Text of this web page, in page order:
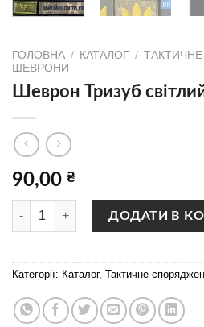
ГОЛОВНА / КАТАЛОГ /
ШЕВРОНИ
Шеврон Тризуб
90,00 ₴
Шеврон Тризуб свiтлий на пiкселi
ДОДАТИ В
Категорії: Каталог, Тактичне